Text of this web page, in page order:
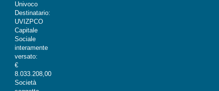
Univoco
Destinatario:
UVIZPCO
Capitale
Sociale
interamente
versato:
€
8.033.208,00
Società